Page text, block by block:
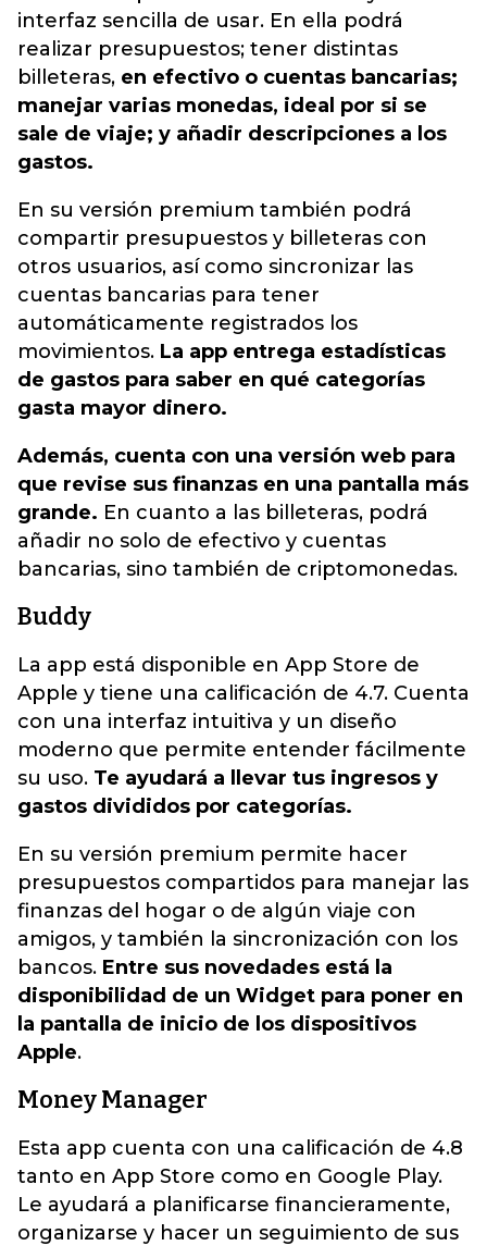
interfaz sencilla de usar. En ella podrá
realizar presupuestos; tener distintas
billeteras, en efectivo o cuentas bancarias;
manejar varias monedas, ideal por si se
sale de viaje; y añadir descripciones a los
gastos.
En su versión premium también podrá
compartir presupuestos y billeteras con
otros usuarios, así como sincronizar las
cuentas bancarias para tener
automáticamente registrados los
movimientos. La app entrega estadísticas
de gastos para saber en qué categorías
gasta mayor dinero.
Además, cuenta con una versión web para
que revise sus finanzas en una pantalla más
grande. En cuanto a las billeteras, podrá
añadir no solo de efectivo y cuentas
bancarias, sino también de criptomonedas.
Buddy
La app está disponible en App Store de
Apple y tiene una calificación de 4.7. Cuenta
con una interfaz intuitiva y un diseño
moderno que permite entender fácilmente
su uso. Te ayudará a llevar tus ingresos y
gastos divididos por categorías.
En su versión premium permite hacer
presupuestos compartidos para manejar las
finanzas del hogar o de algún viaje con
amigos, y también la sincronización con los
bancos. Entre sus novedades está la
disponibilidad de un Widget para poner en
la pantalla de inicio de los dispositivos
Apple.
Money Manager
Esta app cuenta con una calificación de 4.8
tanto en App Store como en Google Play.
Le ayudará a planificarse financieramente,
organizarse y hacer un seguimiento de sus